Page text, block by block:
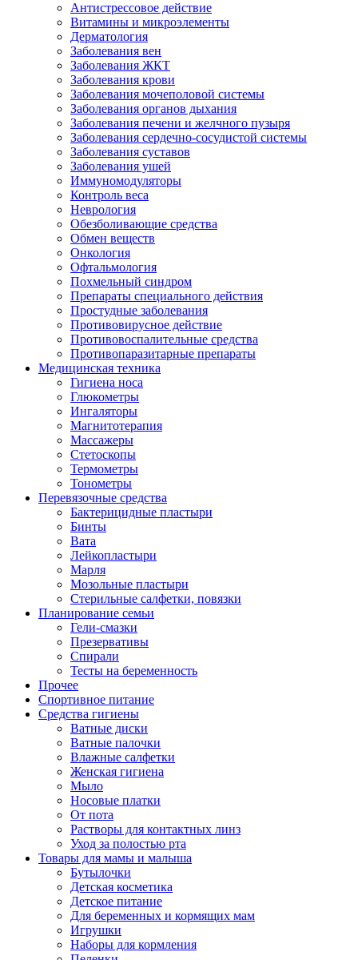
Антистрессовое действие
Витамины и микроэлементы
Дерматология
Заболевания вен
Заболевания ЖКТ
Заболевания крови
Заболевания мочеполовой системы
Заболевания органов дыхания
Заболевания печени и желчного пузыря
Заболевания сердечно-сосудистой системы
Заболевания суставов
Заболевания ушей
Иммуномодуляторы
Контроль веса
Неврология
Обезболивающие средства
Обмен веществ
Онкология
Офтальмология
Похмельный синдром
Препараты специального действия
Простудные заболевания
Противовирусное действие
Противовоспалительные средства
Противопаразитарные препараты
Медицинская техника
Гигиена носа
Глюкометры
Ингаляторы
Магнитотерапия
Массажеры
Стетоскопы
Термометры
Тонометры
Перевязочные средства
Бактерицидные пластыри
Бинты
Вата
Лейкопластыри
Марля
Мозольные пластыри
Стерильные салфетки, повязки
Планирование семьи
Гели-смазки
Презервативы
Спирали
Тесты на беременность
Прочее
Спортивное питание
Средства гигиены
Ватные диски
Ватные палочки
Влажные салфетки
Женская гигиена
Мыло
Носовые платки
От пота
Растворы для контактных линз
Уход за полостью рта
Товары для мамы и малыша
Бутылочки
Детская косметика
Детское питание
Для беременных и кормящих мам
Игрушки
Наборы для кормления